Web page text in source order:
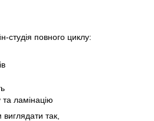
студія повного циклу:
та ламінацію
так,